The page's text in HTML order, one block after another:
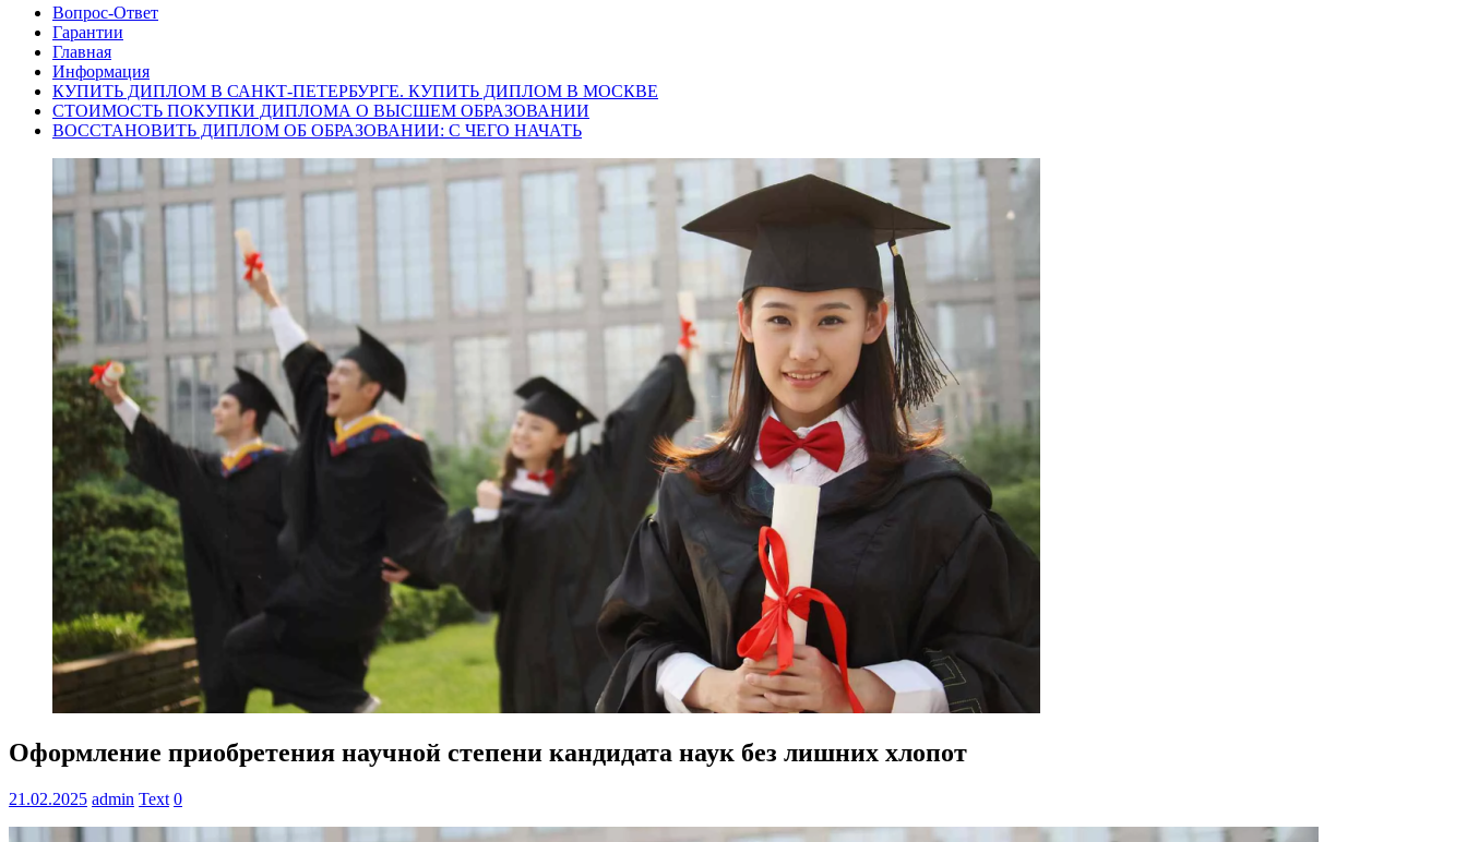
Вопрос-Ответ
Гарантии
Главная
Информация
КУПИТЬ ДИПЛОМ В САНКТ-ПЕТЕРБУРГЕ. КУПИТЬ ДИПЛОМ В МОСКВЕ
СТОИМОСТЬ ПОКУПКИ ДИПЛОМА О ВЫСШЕМ ОБРАЗОВАНИИ
ВОССТАНОВИТЬ ДИПЛОМ ОБ ОБРАЗОВАНИИ: С ЧЕГО НАЧАТЬ
Оформление приобретения научной степени кандидата наук без лишних хлопот
21.02.2025 admin Text 0